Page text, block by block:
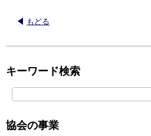
もどる
キーワード検索
協会の事業